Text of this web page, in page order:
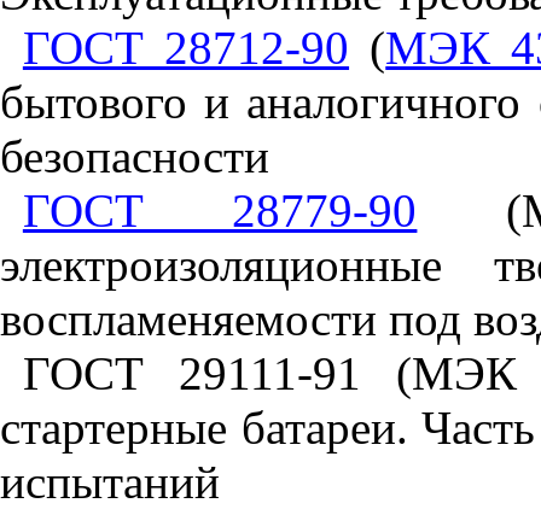
ГОСТ 28712-90 (МЭК
бытового и
безопасности
ГОСТ 28779-90
электроизоляционные
воспламеняемости под
ГОСТ 29111-91 (МЭК
стартерные батареи.
испытаний